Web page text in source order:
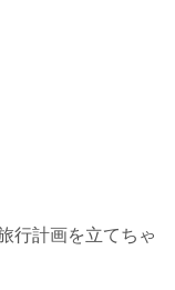
行計画を立てちゃ